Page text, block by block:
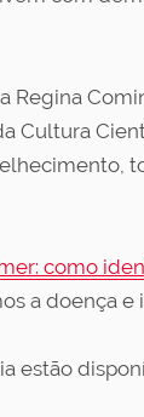
Regina
Cultura
como
a doença
estão